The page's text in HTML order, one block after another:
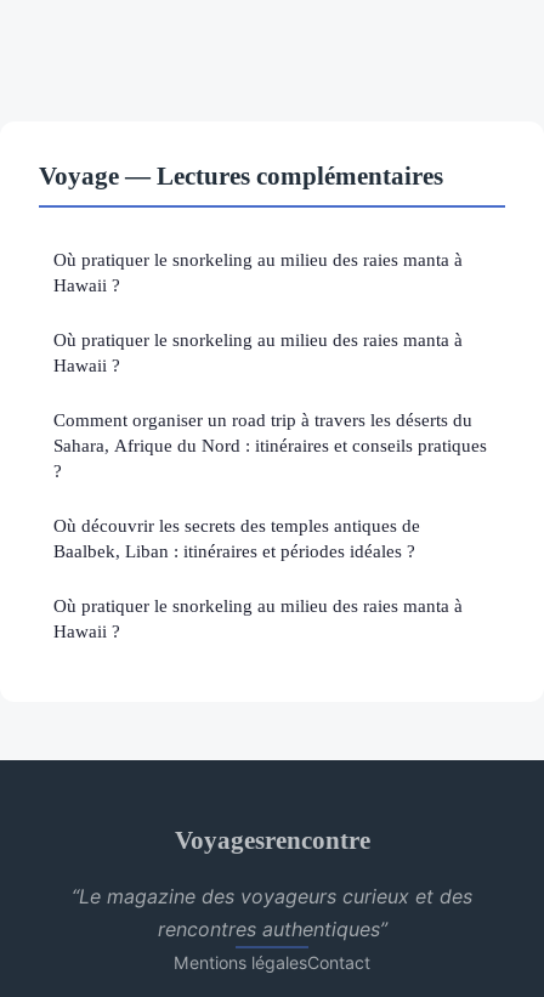
Voyage — Lectures complémentaires
Où pratiquer le snorkeling au milieu des raies manta à
Hawaii ?
Où pratiquer le snorkeling au milieu des raies manta à
Hawaii ?
Comment organiser un road trip à travers les déserts du
Sahara, Afrique du Nord : itinéraires et conseils pratiques
?
Où découvrir les secrets des temples antiques de
Baalbek, Liban : itinéraires et périodes idéales ?
Où pratiquer le snorkeling au milieu des raies manta à
Hawaii ?
Voyagesrencontre
“Le magazine des voyageurs curieux et des
rencontres authentiques”
Mentions légalesContact